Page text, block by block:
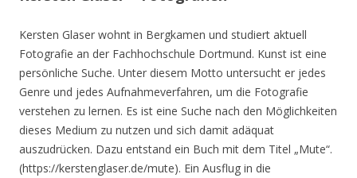
Kersten Glaser wohnt in Bergkamen und studiert aktuell
Fotografie an der Fachhochschule Dortmund. Kunst ist eine
persönliche Suche. Unter diesem Motto untersucht er jedes
Genre und jedes Aufnahmeverfahren, um die Fotografie
verstehen zu lernen. Es ist eine Suche nach den Möglichkeiten
dieses Medium zu nutzen und sich damit adäquat
auszudrücken. Dazu entstand ein Buch mit dem Titel „Mute“.
(https://kerstenglaser.de/mute). Ein Ausflug in die